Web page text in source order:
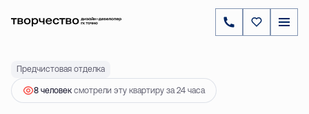
1-комнатная37.4 м 7 760 000 ₽
Предчистовая отделка
8 человек смотрели эту квартиру за 24 часа